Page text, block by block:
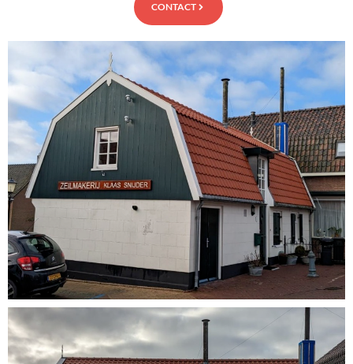
CONTACT